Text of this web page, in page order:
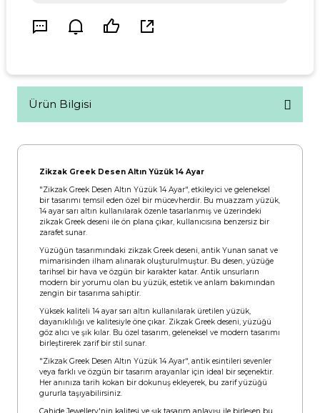
Ürün Bilgisi
Zikzak Greek Desen Altın Yüzük 14 Ayar
"Zikzak Greek Desen Altın Yüzük 14 Ayar", etkileyici ve geleneksel
bir tasarımı temsil eden özel bir mücevherdir. Bu muazzam yüzük,
14 ayar sarı altın kullanılarak özenle tasarlanmış ve üzerindeki
zikzak Greek deseni ile ön plana çıkar, kullanıcısına benzersiz bir
zarafet sunar.
Yüzüğün tasarımındaki zikzak Greek deseni, antik Yunan sanat ve
mimarisinden ilham alınarak oluşturulmuştur. Bu desen, yüzüğe
tarihsel bir hava ve özgün bir karakter katar. Antik unsurların
modern bir yorumu olan bu yüzük, estetik ve anlam bakımından
zengin bir tasarıma sahiptir.
Yüksek kaliteli 14 ayar sarı altın kullanılarak üretilen yüzük,
dayanıklılığı ve kalitesiyle öne çıkar. Zikzak Greek deseni, yüzüğü
göz alıcı ve şık kılar. Bu özel tasarım, geleneksel ve modern tasarımı
birleştirerek zarif bir stil sunar.
"Zikzak Greek Desen Altın Yüzük 14 Ayar", antik esintileri sevenler
veya farklı ve özgün bir tasarım arayanlar için ideal bir seçenektir.
Her anınıza tarih kokan bir dokunuş ekleyerek, bu zarif yüzüğü
gururla taşıyabilirsiniz.
Cahide Jewellery'nin kalitesi ve şık tasarım anlayışı ile birleşen bu